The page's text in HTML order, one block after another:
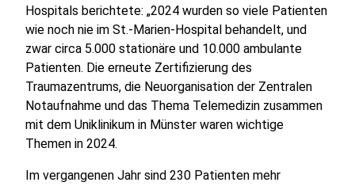
Hospitals berichtete: „2024 wurden so viele Patienten
wie noch nie im St.-Marien-Hospital behandelt, und
zwar circa 5.000 stationäre und 10.000 ambulante
Patienten. Die erneute Zertifizierung des
Traumazentrums, die Neuorganisation der Zentralen
Notaufnahme und das Thema Telemedizin zusammen
mit dem Uniklinikum in Münster waren wichtige
Themen in 2024.
Im vergangenen Jahr sind 230 Patienten mehr